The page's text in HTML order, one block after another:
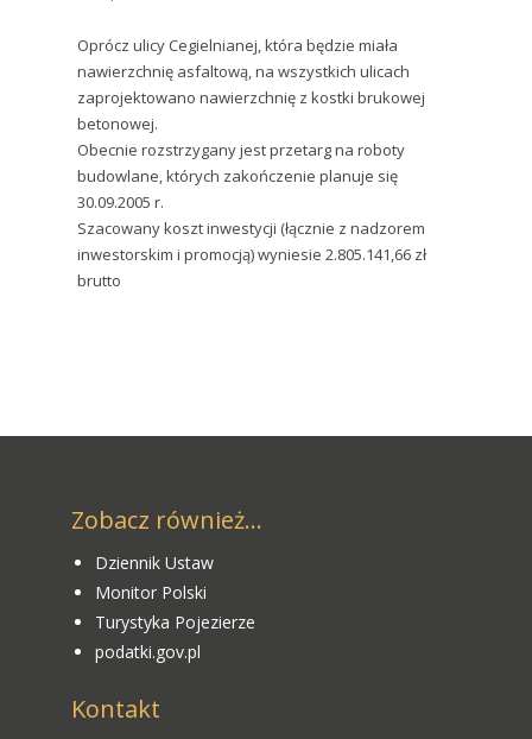
Oprócz ulicy Cegielnianej, która będzie miała
nawierzchnię asfaltową, na wszystkich ulicach
zaprojektowano nawierzchnię z kostki brukowej
betonowej.
Obecnie rozstrzygany jest przetarg na roboty
budowlane, których zakończenie planuje się
30.09.2005 r.
Szacowany koszt inwestycji (łącznie z nadzorem
inwestorskim i promocją) wyniesie 2.805.141,66 zł
brutto
Zobacz również...
Dziennik Ustaw
Monitor Polski
Turystyka Pojezierze
podatki.gov.pl
Kontakt